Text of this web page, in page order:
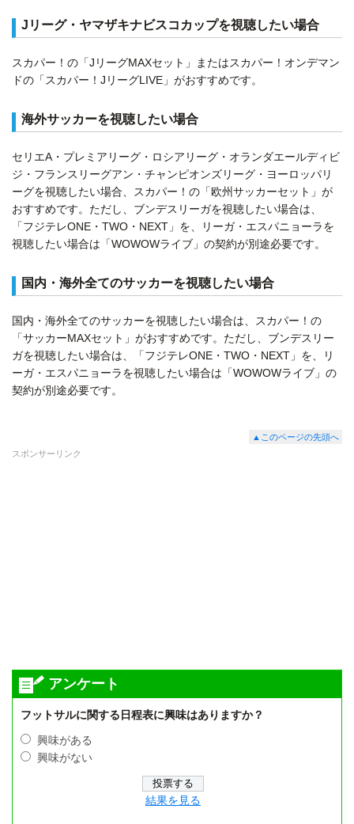
Jリーグ・ヤマザキナビスコカップを視聴したい場合
スカパー！の「JリーグMAXセット」またはスカパー！オンデマン
ドの「スカパー！JリーグLIVE」がおすすめです。
海外サッカーを視聴したい場合
セリエA・プレミアリーグ・ロシアリーグ・オランダエールディビ
ジ・フランスリーグアン・チャンピオンズリーグ・ヨーロッパリ
ーグを視聴したい場合、スカパー！の「欧州サッカーセット」が
おすすめです。ただし、ブンデスリーガを視聴したい場合は、
「フジテレONE・TWO・NEXT」を、リーガ・エスパニョーラを
視聴したい場合は「WOWOWライブ」の契約が別途必要です。
国内・海外全てのサッカーを視聴したい場合
国内・海外全てのサッカーを視聴したい場合は、スカパー！の
「サッカーMAXセット」がおすすめです。ただし、ブンデスリー
ガを視聴したい場合は、「フジテレONE・TWO・NEXT」を、リ
ーガ・エスパニョーラを視聴したい場合は「WOWOWライブ」の
契約が別途必要です。
▲このページの先頭へ
スポンサーリンク
アンケート
フットサルに関する日程表に興味はありますか？
興味がある
興味がない
結果を見る